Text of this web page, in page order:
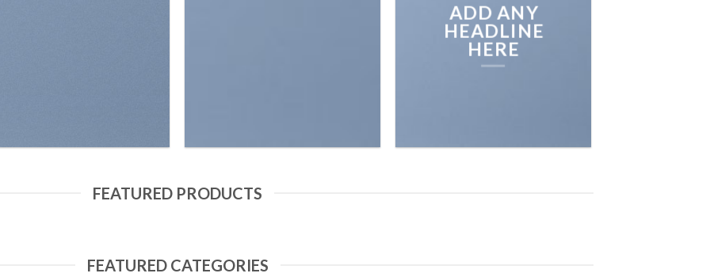
ADD ANY
HEADLINE
HERE
FEATURED PRODUCTS
FEATURED CATEGORIES